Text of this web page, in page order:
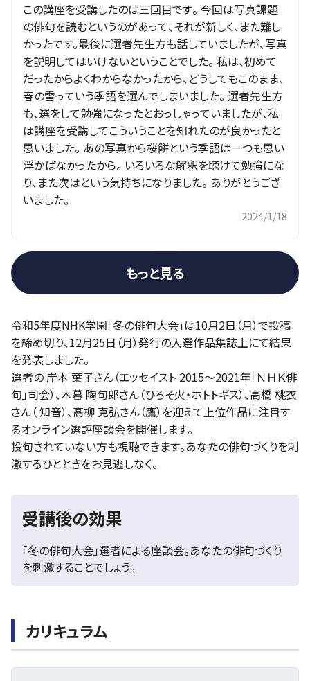
この講座を受講したのは三回目です。 今回は写真課題
の俳句を読むというのがあって、それが新しく、また難し
かったです。最後に選者先生方も話していましたが、写真
を説明してはいけないということでした。 私は、初めて
だったからよくわからなかったから、どうしてもこのまま、
春の雪っていう季語を選んでしまいました。 選者先生方
も、選をして勉強になったとおっしゃっていましたが、私
は講座を受講してこういうことを知れたのが良かったと
思いました。 あの写真から桜餅という季語は一つも思い
浮かばなかったから。 いろいろな解釈を聴けて勉強にな
り、また次はという気持ちになりました。 ありがとうござ
いました。
2024/1/18
もっと見る
令和5年度NHK学園「冬の俳句大会」は10月2日（月）で投稿
を締め切り、12月25日（月）発行の入選作品集誌上にて結果
を発表しました。
選者の 岸本 葉子さん（エッセイスト 2015〜2021年「ＮＨＫ俳
句」司会）、木暮 陶句郎さん（ひろそ火・ホトトギス）、高橋 桃衣
さん（ 知音）、髙柳 克弘さん（鷹）を迎えて上位作品に注目す
るオンライン選評座談会を開催します。
投句されていない方も視聴できます。あなたの俳句づくりを刺
激するひとときをお見逃しなく。
受講後の効果
「冬の俳句大会」選者による座談会。あなたの俳句づくり
を刺激することでしょう。
カリキュラム